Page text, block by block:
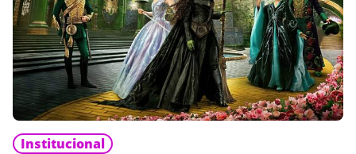
Institucional